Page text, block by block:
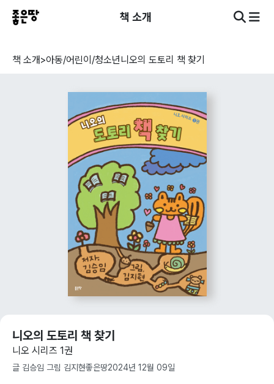
책 소개
책 소개>아동/어린이/청소년니오의 도토리 책 찾기
니오의 도토리 책 찾기
니오 시리즈 1권
글 김승임 그림 김지현좋은땅2024년 12월 09일